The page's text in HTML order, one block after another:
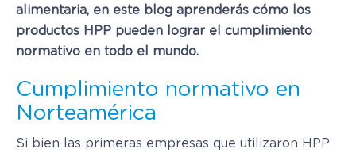
alimentaria, en este blog aprenderás cómo los
productos HPP pueden lograr el cumplimiento
normativo en todo el mundo.
Cumplimiento normativo en
Norteamérica
Si bien las primeras empresas que utilizaron HPP